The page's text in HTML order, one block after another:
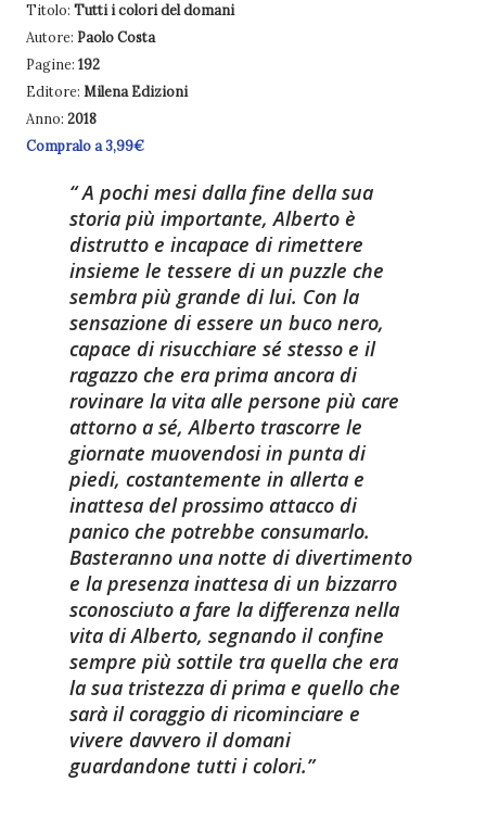
Titolo: Tutti i colori del domani
Autore: Paolo Costa
Pagine: 192
Editore: Milena Edizioni
Anno: 2018
Compralo a 3,99€
A pochi mesi dalla fine della sua
storia più importante, Alberto è
distrutto e incapace di rimettere
insieme le tessere di un puzzle che
sembra più grande di lui. Con la
sensazione di essere un buco nero,
capace di risucchiare sé stesso e il
ragazzo che era prima ancora di
rovinare la vita alle persone più care
attorno a sé, Alberto trascorre le
giornate muovendosi in punta di
piedi, costantemente in allerta e
inattesa del prossimo attacco di
panico che potrebbe consumarlo.
Basteranno una notte di divertimento
e la presenza inattesa di un bizzarro
sconosciuto a fare la differenza nella
vita di Alberto, segnando il confine
sempre più sottile tra quella che era
la sua tristezza di prima e quello che
sarà il coraggio di ricominciare e
vivere davvero il domani
guardandone tutti i colori.